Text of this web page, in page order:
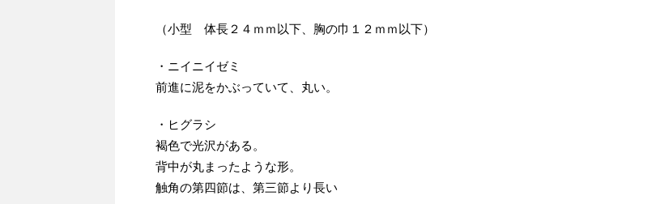
（小型 体長２４ｍｍ以下、胸の巾１２ｍｍ以下）
・ニイニイゼミ
前進に泥をかぶっていて、丸い。
・ヒグラシ
褐色で光沢がある。
背中が丸まったような形。
触角の第四節は、第三節より長い